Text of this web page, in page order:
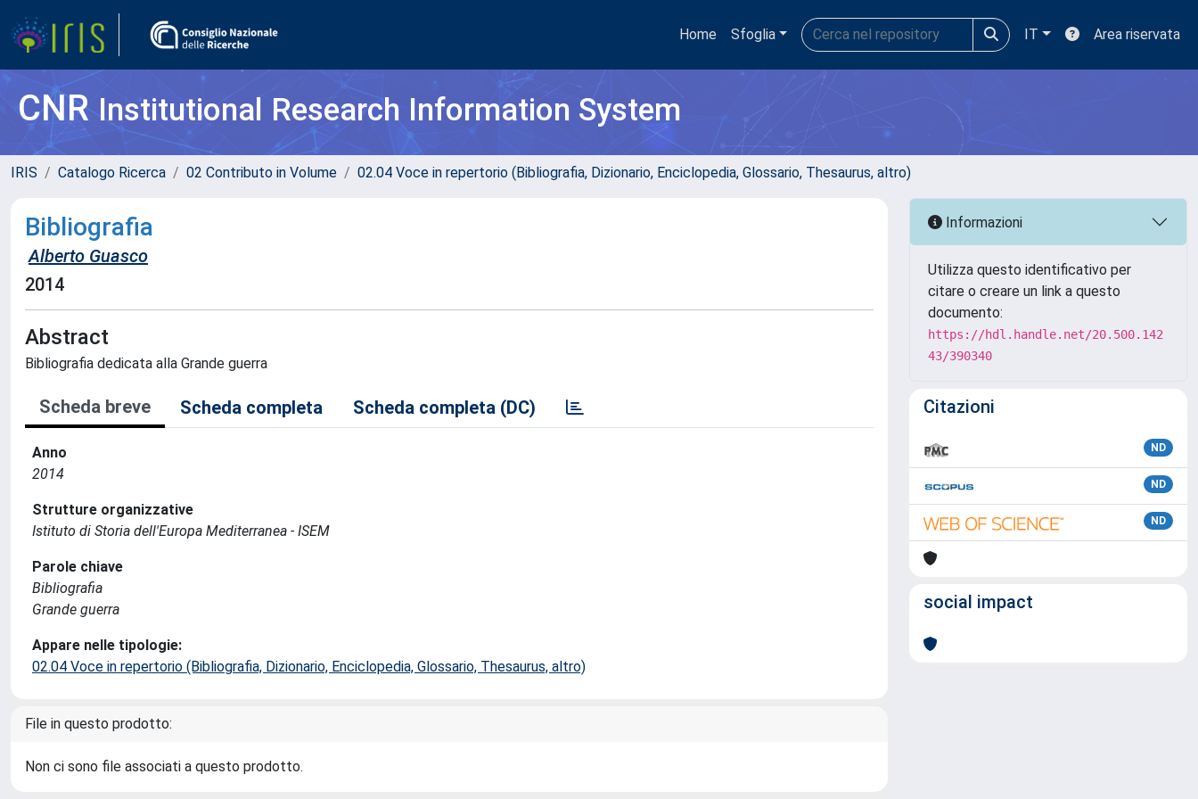
Home Sfoglia IT Area riservata
CNRInstitutional Research Information System
IRIS Catalogo Ricerca 02 Contributo in Volume 02.04 Voce in repertorio (Bibliografia, Dizionario, Enciclopedia, Glossario, Thesaurus, altro)
Bibliografia
Alberto Guasco
2014
Abstract
Bibliografia dedicata alla Grande guerra
Scheda breve Scheda completa Scheda completa (DC)
Anno
2014
Strutture organizzative
Istituto di Storia dell'Europa Mediterranea - ISEM
Parole chiave
Bibliografia
Grande guerra
Appare nelle tipologie:
02.04 Voce in repertorio (Bibliografia, Dizionario, Enciclopedia, Glossario, Thesaurus, altro)
File in questo prodotto:
Non ci sono file associati a questo prodotto.
Informazioni
Utilizza questo identificativo per
citare o creare un link a questo
documento:
https://hdl.handle.net/20.500.142
43/390340
Citazioni
ND
ND
ND
social impact